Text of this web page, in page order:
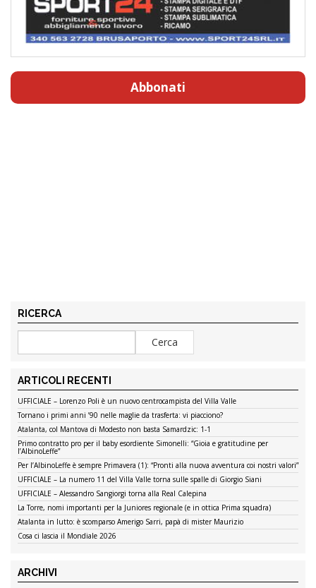
Abbonati
RICERCA
ARTICOLI RECENTI
UFFICIALE – Lorenzo Poli è un nuovo centrocampista del Villa Valle
Tornano i primi anni ’90 nelle maglie da trasferta: vi piacciono?
Atalanta, col Mantova di Modesto non basta Samardzic: 1-1
Primo contratto pro per il baby esordiente Simonelli: “Gioia e gratitudine per
l’AlbinoLeffe”
Per l’AlbinoLeffe è sempre Primavera (1): “Pronti alla nuova avventura coi nostri valori”
UFFICIALE – La numero 11 del Villa Valle torna sulle spalle di Giorgio Siani
UFFICIALE – Alessandro Sangiorgi torna alla Real Calepina
La Torre, nomi importanti per la Juniores regionale (e in ottica Prima squadra)
Atalanta in lutto: è scomparso Amerigo Sarri, papà di mister Maurizio
Cosa ci lascia il Mondiale 2026
ARCHIVI